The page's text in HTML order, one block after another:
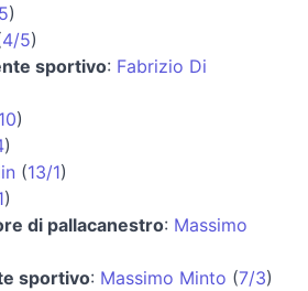
)
4/5)
sportivo: Fabrizio Di
)
)
(13/1)
)
di pallacanestro: Massimo
sportivo: Massimo Minto (7/3)